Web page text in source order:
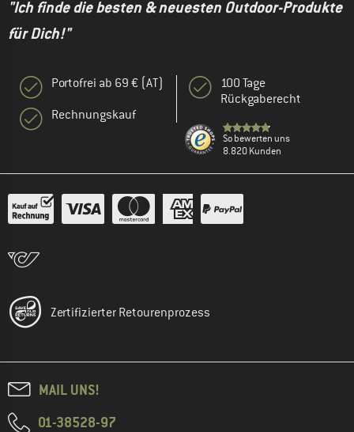
"Ich finde die besten & neuesten Outdoor-Produkte
für Dich!"
Portofrei ab 69 € (AT)
Rechnungskauf
100 Tage
Rückgaberecht
So bewerten uns
8.820 Kunden
Zertifizierter Retourenprozess
MAIL UNS!
01-38528-97